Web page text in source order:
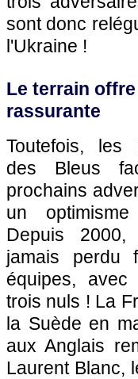
sont donc
l'Ukraine !
Le terrain
rassurante
Toutefois, les
des Bleus
prochains
un
Depuis
jamais perdu
équipes,
trois nuls ! La
la Suède en
aux Anglais
Laurent Blanc,